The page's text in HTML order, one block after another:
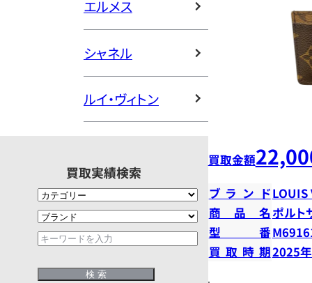
エルメス
シャネル
ルイ・ヴィトン
買取実績検索
買取金額
ブランドLOUIS
商品名ポルト
型番
買取時期2025